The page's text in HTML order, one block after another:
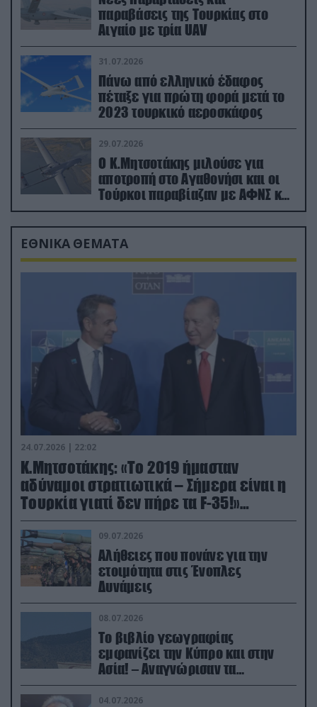
παραβάσεις της Τουρκίας στο
Αιγαίο με τρία UAV
31.07.2026
Πάνω από ελληνικό έδαφος
πέταξε για πρώτη φορά μετά το
2023 τουρκικό αεροσκάφος
29.07.2026
Ο Κ.Μητσοτάκης μιλούσε για
αποτροπή στο Αγαθονήσι και οι
Τούρκοι παραβίαζαν με ΑΦΝΣ και
drone
ΕΘΝΙΚΑ ΘΕΜΑΤΑ
24.07.2026 | 22:02
Κ.Μητσοτάκης: «Το 2019 ήμασταν
αδύναμοι στρατιωτικά – Σήμερα είναι η
Τουρκία γιατί δεν πήρε τα F-35!»
(βίντεο)
09.07.2026
Αλήθειες που πονάνε για την
ετοιμότητα στις Ένοπλες
Δυνάμεις
08.07.2026
Το βιβλίο γεωγραφίας
εμφανίζει την Κύπρο και στην
Ασία! – Αναγνώρισαν τα
κατεχόμενα; (φωτο)
04.07.2026